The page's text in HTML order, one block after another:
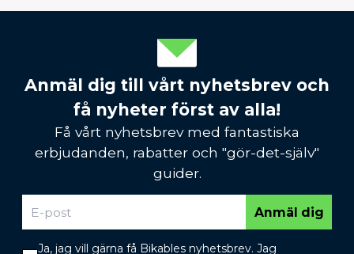
Anmäl dig till vårt nyhetsbrev och
få nyheter först av alla!
Få vårt nyhetsbrev med fantastiska
erbjudanden, rabatter och "gör-det-själv"
guider.
Anmäl dig
Ja, jag vill gärna få Bikables nyhetsbrev. Jag